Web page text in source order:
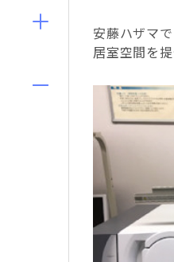
安藤ハザマ
居室空間を